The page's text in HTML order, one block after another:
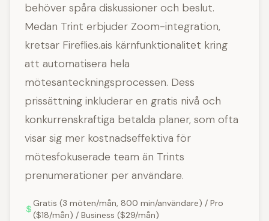
behöver spåra diskussioner och beslut.
Medan Trint erbjuder Zoom-integration,
kretsar Fireflies.ais kärnfunktionalitet kring
att automatisera hela
mötesanteckningsprocessen. Dess
prissättning inkluderar en gratis nivå och
konkurrenskraftiga betalda planer, som ofta
visar sig mer kostnadseffektiva för
mötesfokuserade team än Trints
prenumerationer per användare.
Gratis (3 möten/mån, 800 min/användare) / Pro
($18/mån) / Business ($29/mån)